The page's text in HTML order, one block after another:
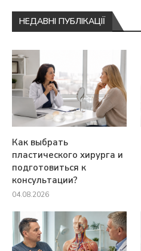
НЕДАВНІ ПУБЛІКАЦІЇ
Как выбрать
пластического хирурга и
подготовиться к
консультации?
04.08.2026